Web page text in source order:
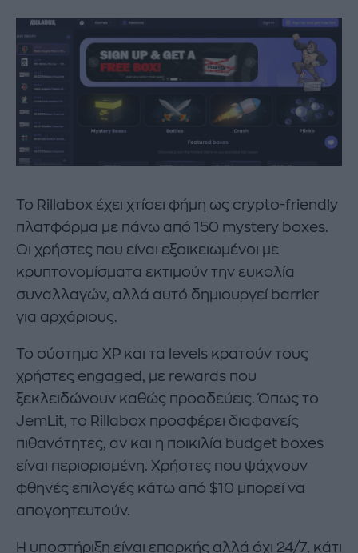
Το Rillabox έχει χτίσει φήμη ως crypto-friendly
πλατφόρμα με πάνω από 150 mystery boxes.
Οι χρήστες που είναι εξοικειωμένοι με
κρυπτονομίσματα εκτιμούν την ευκολία
συναλλαγών, αλλά αυτό δημιουργεί barrier
για αρχάριους.
Το σύστημα XP και τα levels κρατούν τους
χρήστες engaged, με rewards που
ξεκλειδώνουν καθώς προοδεύεις. Όπως το
JemLit, το Rillabox προσφέρει διαφανείς
πιθανότητες, αν και η ποικιλία budget boxes
είναι περιορισμένη. Χρήστες που ψάχνουν
φθηνές επιλογές κάτω από $10 μπορεί να
απογοητευτούν.
Η υποστήριξη είναι επαρκής αλλά όχι 24/7, κάτι